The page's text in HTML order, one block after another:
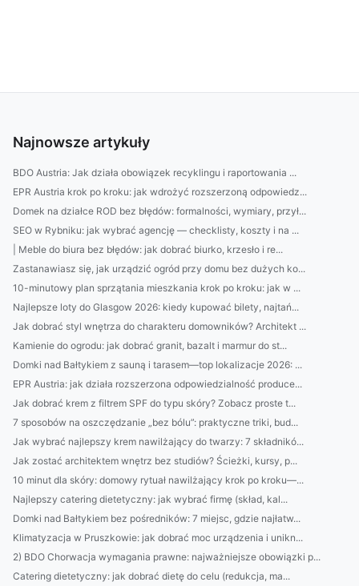
Najnowsze artykuły
BDO Austria: Jak działa obowiązek recyklingu i raportowania ...
EPR Austria krok po kroku: jak wdrożyć rozszerzoną odpowiedz...
Domek na działce ROD bez błędów: formalności, wymiary, przył...
SEO w Rybniku: jak wybrać agencję — checklisty, koszty i na ...
| Meble do biura bez błędów: jak dobrać biurko, krzesło i re...
Zastanawiasz się, jak urządzić ogród przy domu bez dużych ko...
10-minutowy plan sprzątania mieszkania krok po kroku: jak w ...
Najlepsze loty do Glasgow 2026: kiedy kupować bilety, najtań...
Jak dobrać styl wnętrza do charakteru domowników? Architekt ...
Kamienie do ogrodu: jak dobrać granit, bazalt i marmur do st...
Domki nad Bałtykiem z sauną i tarasem—top lokalizacje 2026: ...
EPR Austria: jak działa rozszerzona odpowiedzialność produce...
Jak dobrać krem z filtrem SPF do typu skóry? Zobacz proste t...
7 sposobów na oszczędzanie „bez bólu”: praktyczne triki, bud...
Jak wybrać najlepszy krem nawilżający do twarzy: 7 składnikó...
Jak zostać architektem wnętrz bez studiów? Ścieżki, kursy, p...
10 minut dla skóry: domowy rytuał nawilżający krok po kroku—...
Najlepszy catering dietetyczny: jak wybrać firmę (skład, kal...
Domki nad Bałtykiem bez pośredników: 7 miejsc, gdzie najłatw...
Klimatyzacja w Pruszkowie: jak dobrać moc urządzenia i unikn...
2) BDO Chorwacja wymagania prawne: najważniejsze obowiązki p...
Catering dietetyczny: jak dobrać dietę do celu (redukcja, ma...